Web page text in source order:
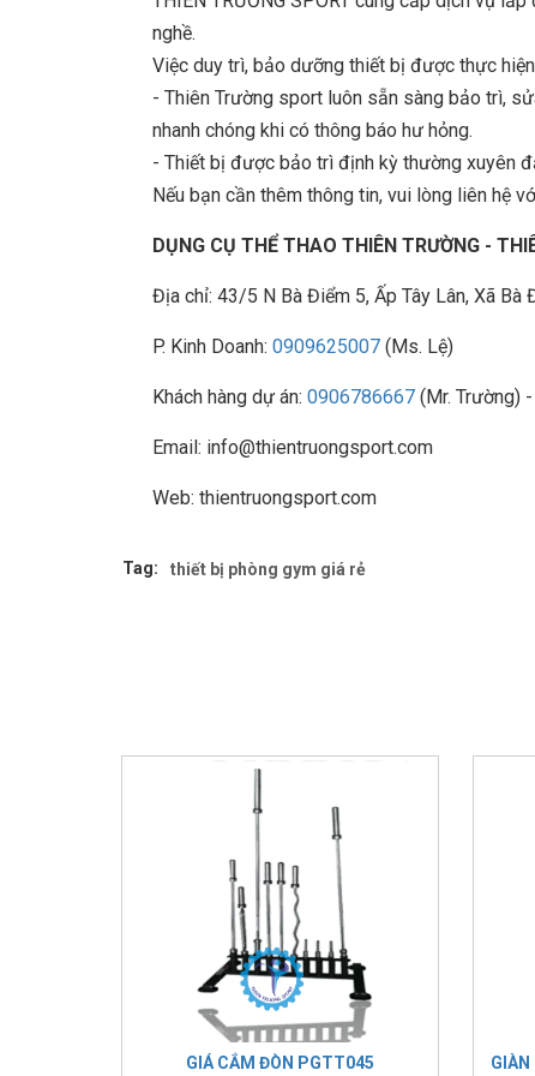
nghề.
Việc duy trì, bảo dưỡng thiết bị được thực
- Thiên Trường sport luôn sẵn sàng bảo trì,
nhanh chóng khi có thông báo hư hỏng.
- Thiết bị được bảo trì định kỳ thường xuyên
Nếu bạn cần thêm thông tin, vui lòng liên hệ
DỤNG CỤ THỂ THAO THIÊN TRƯỜNG -
Địa chỉ: 43/5 N Bà Điểm 5, Ấp Tây Lân, Xã Bà
P. Kinh Doanh: 0909625007 (Ms. Lệ)
Khách hàng dự án: 0906786667 (Mr. Trường) -
Email: info@thientruongsport.com
Web: thientruongsport.com
Tag: thiết bị phòng gym giá rẻ
GIÁ CẮM ĐÒN PGTT045